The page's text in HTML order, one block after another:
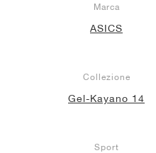
Marca
ASICS
Collezione
Gel-Kayano 14
Sport